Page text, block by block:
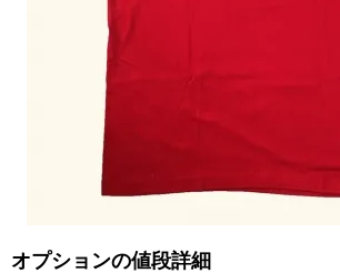
オプションの値段詳細